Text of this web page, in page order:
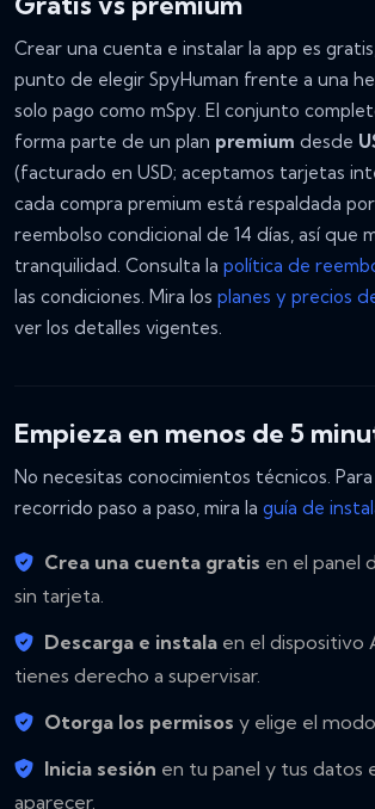
Crear una cuenta e instalar la app es
punto de elegir SpyHuman frente a una
solo pago como mSpy. El conjunto
forma parte de un plan premium desde
(facturado en USD; aceptamos tarjetas
cada compra premium está respaldada
reembolso condicional de 14 días, así que
tranquilidad. Consulta la política de
las condiciones. Mira los planes y precios
ver los detalles vigentes.
Empieza en menos de 5
No necesitas conocimientos técnicos.
recorrido paso a paso, mira la guía de
Crea una cuenta gratis en el panel
sin tarjeta.
Descarga e instala en el dispositivo
tienes derecho a supervisar.
Otorga los permisos y elige el
Inicia sesión en tu panel y tus datos
aparecer.